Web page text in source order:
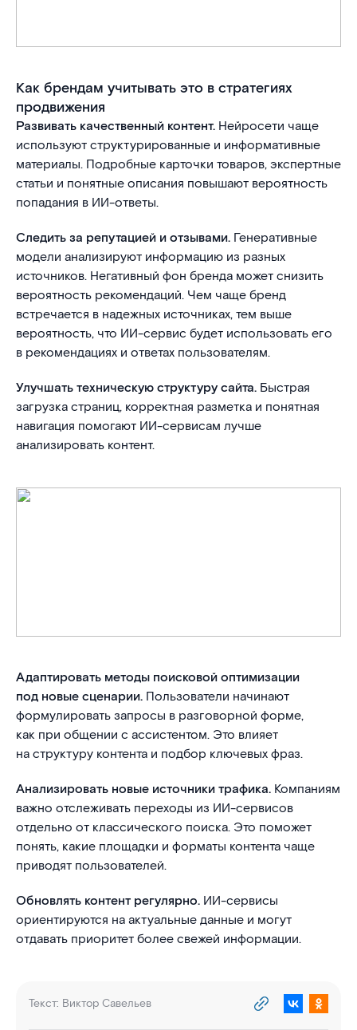
Как брендам учитывать это в стратегиях
продвижения
Развивать качественный контент. Нейросети чаще
используют структурированные и информативные
материалы. Подробные карточки товаров, экспертные
статьи и понятные описания повышают вероятность
попадания в ИИ-ответы.
Следить за репутацией и отзывами. Генеративные
модели анализируют информацию из разных
источников. Негативный фон бренда может снизить
вероятность рекомендаций. Чем чаще бренд
встречается в надежных источниках, тем выше
вероятность, что ИИ-сервис будет использовать его
в рекомендациях и ответах пользователям.
Улучшать техническую структуру сайта. Быстрая
загрузка страниц, корректная разметка и понятная
навигация помогают ИИ-сервисам лучше
анализировать контент.
Адаптировать методы поисковой оптимизации
под новые сценарии. Пользователи начинают
формулировать запросы в разговорной форме,
как при общении с ассистентом. Это влияет
на структуру контента и подбор ключевых фраз.
Анализировать новые источники трафика. Компаниям
важно отслеживать переходы из ИИ-сервисов
отдельно от классического поиска. Это поможет
понять, какие площадки и форматы контента чаще
приводят пользователей.
Обновлять контент регулярно. ИИ-сервисы
ориентируются на актуальные данные и могут
отдавать приоритет более свежей информации.
Текст: Виктор Савельев